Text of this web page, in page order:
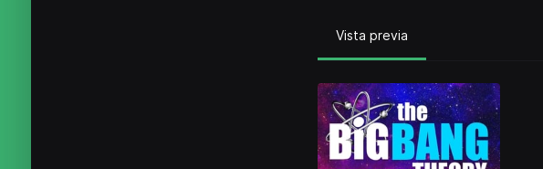
Vista previa